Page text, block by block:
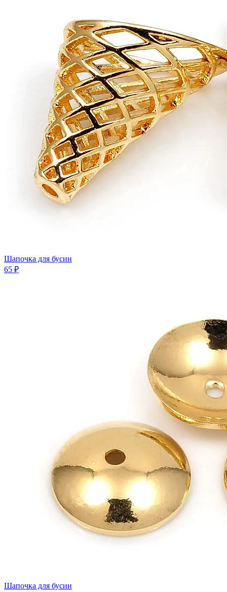
Шапочка для бусин
65 ₽
Шапочка для бусин